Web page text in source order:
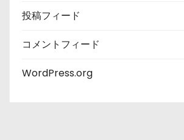
投稿フィード
コメントフィード
WordPress.org